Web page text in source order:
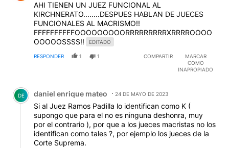
AHI TIENEN UN JUEZ FUNCIONAL AL
KIRCHNERATO........DESPUES HABLAN DE JUECES
FUNCIONALES AL MACRISMO!!
FFFFFFFFFFOOOOOOOOORRRRRRRRRXRRRROOOO
OOOOOSSSS!!
EDITADO
RESPONDER 1 1 COMPARTIR
MARCAR
COMO
INAPROPIADO
Comentario de daniel enrique mateo.
DE daniel enrique mateo 24 DE MAYO DE 2023
Si al Juez Ramos Padilla lo identifican como K (
supongo que para el no es ninguna deshonra, muy
por el contrario ), por que a los jueces macristas no los
identifican como tales ?, por ejemplo los jueces de la
Corte Suprema.